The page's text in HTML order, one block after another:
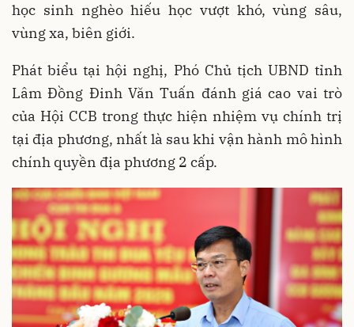
học sinh nghèo hiếu học vượt khó, vùng sâu,
vùng xa, biên giới.
Phát biểu tại hội nghị, Phó Chủ tịch UBND tỉnh
Lâm Đồng Đinh Văn Tuấn đánh giá cao vai trò
của Hội CCB trong thực hiện nhiệm vụ chính trị
tại địa phương, nhất là sau khi vận hành mô hình
chính quyền địa phương 2 cấp.